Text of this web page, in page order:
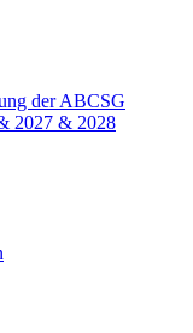
der ABCSG
2027 & 2028